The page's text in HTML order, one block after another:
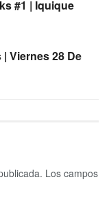
#1 | Iquique
Viernes 28 De
Los campos